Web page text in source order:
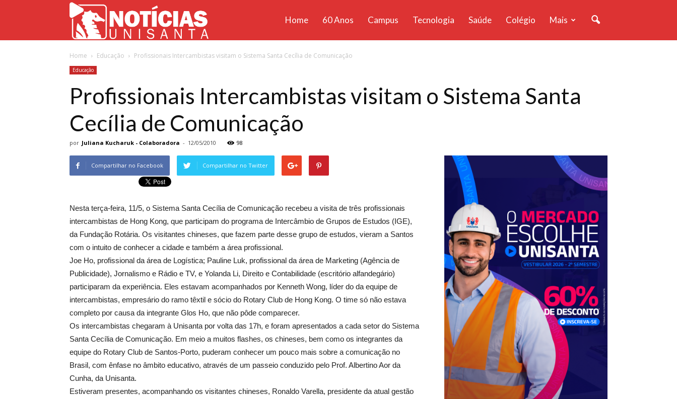
Unisanta
Home 60 Anos Campus Tecnologia Saúde Colégio Mais
Home Educação Profissionais Intercambistas visitam o Sistema Santa Cecília de Comunicação
Educação
Profissionais Intercambistas visitam o Sistema Santa
Cecília de Comunicação
por Juliana Kucharuk - Colaboradora - 12/05/2010 98
Compartilhar no Facebook Compartilhar no Twitter
Nesta terça-feira, 11/5, o Sistema Santa Cecília de Comunicação recebeu a visita de três profissionais
intercambistas de Hong Kong, que participam do programa de Intercâmbio de Grupos de Estudos (IGE),
da Fundação Rotária. Os visitantes chineses, que fazem parte desse grupo de estudos, vieram a Santos
com o intuito de conhecer a cidade e também a área profissional.
Joe Ho, profissional da área de Logística; Pauline Luk, profissional da área de Marketing (Agência de
Publicidade), Jornalismo e Rádio e TV, e Yolanda Li, Direito e Contabilidade (escritório alfandegário)
participaram da experiência. Eles estavam acompanhados por Kenneth Wong, líder do da equipe de
intercambistas, empresário do ramo têxtil e sócio do Rotary Club de Hong Kong. O time só não estava
completo por causa da integrante Glos Ho, que não pôde comparecer.
Os intercambistas chegaram à Unisanta por volta das 17h, e foram apresentados a cada setor do Sistema
Santa Cecília de Comunicação. Em meio a muitos flashes, os chineses, bem como os integrantes da
equipe do Rotary Club de Santos-Porto, puderam conhecer um pouco mais sobre a comunicação no
Brasil, com ênfase no âmbito educativo, através de um passeio conduzido pelo Prof. Albertino Aor da
Cunha, da Unisanta.
Estiveram presentes, acompanhando os visitantes chineses, Ronaldo Varella, presidente da atual gestão